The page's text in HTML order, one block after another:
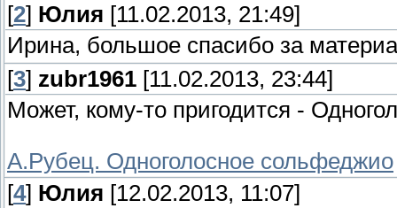
[2] Юлия [11.02.2013, 21:49]
Ирина, большое спасибо за
[3] zubr1961 [11.02.2013, 23:44]
Может, кому-то пригодится -
А.Рубец. Одноголосное сольфеджио
[4] Юлия [12.02.2013, 11:07]